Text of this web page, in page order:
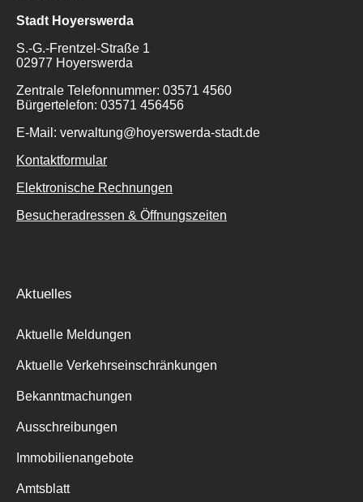
Stadt Hoyerswerda
S.-G.-Frentzel-Straße 1
02977 Hoyerswerda
Zentrale Telefonnummer: 03571 4560
Bürgertelefon: 03571 456456
E-Mail: verwaltung@hoyerswerda-stadt.de
Kontaktformular
Elektronische Rechnungen
Besucheradressen & Öffnungszeiten
Aktuelles
Aktuelle Meldungen
Aktuelle Verkehrseinschränkungen
Bekanntmachungen
Ausschreibungen
Immobilienangebote
Amtsblatt